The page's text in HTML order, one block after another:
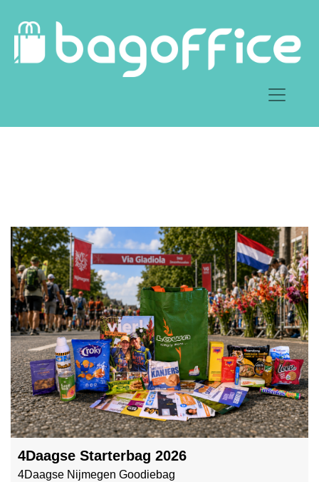
4Daagse Starterbag 2026
4Daagse Nijmegen Goodiebag